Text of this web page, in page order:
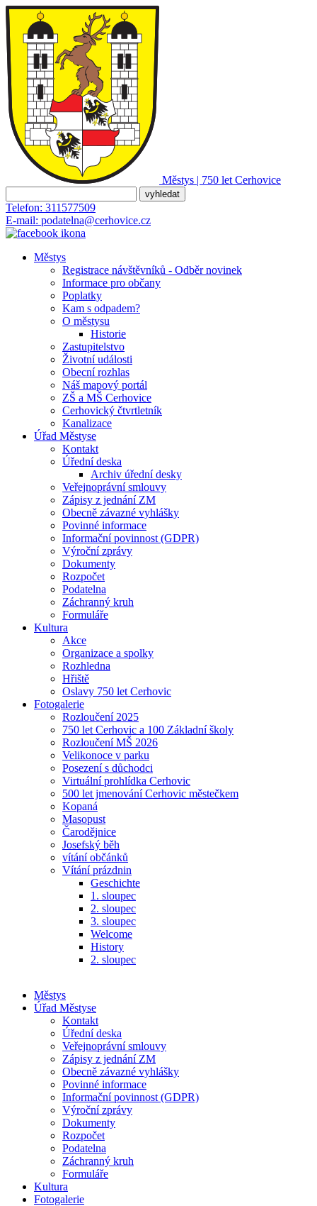
Městys | 750 let Cerhovice
Telefon: 311577509
E-mail: podatelna@cerhovice.cz
Městys
Registrace návštěvníků - Odběr novinek
Informace pro občany
Poplatky
Kam s odpadem?
O městysu
Historie
Zastupitelstvo
Životní události
Obecní rozhlas
Náš mapový portál
ZŠ a MŠ Cerhovice
Cerhovický čtvrtletník
Kanalizace
Úřad Městyse
Kontakt
Úřední deska
Archiv úřední desky
Veřejnoprávní smlouvy
Zápisy z jednání ZM
Obecně závazné vyhlášky
Povinné informace
Informační povinnost (GDPR)
Výroční zprávy
Dokumenty
Rozpočet
Podatelna
Záchranný kruh
Formuláře
Kultura
Akce
Organizace a spolky
Rozhledna
Hřiště
Oslavy 750 let Cerhovic
Fotogalerie
Rozloučení 2025
750 let Cerhovic a 100 Základní školy
Rozloučení MŠ 2026
Velikonoce v parku
Posezení s důchodci
Virtuální prohlídka Cerhovic
500 let jmenování Cerhovic městečkem
Kopaná
Masopust
Čarodějnice
Josefský běh
vítání občánků
Vítání prázdnin
Geschichte
1. sloupec
2. sloupec
3. sloupec
Welcome
History
2. sloupec
Městys
Úřad Městyse
Kontakt
Úřední deska
Veřejnoprávní smlouvy
Zápisy z jednání ZM
Obecně závazné vyhlášky
Povinné informace
Informační povinnost (GDPR)
Výroční zprávy
Dokumenty
Rozpočet
Podatelna
Záchranný kruh
Formuláře
Kultura
Fotogalerie